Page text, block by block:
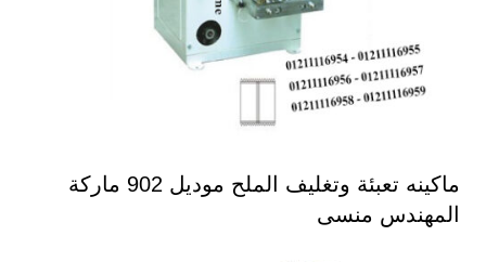
ماكينه تعبئة وتغليف الملح موديل 902 ماركة
المهندس منسى